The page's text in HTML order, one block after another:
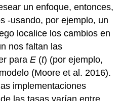
un enfoque, entonces,
-usando, por ejemplo, un
localice los cambios en
nos faltan las
paraE (t) (por ejemplo,
(Moore et al. 2016).
implementaciones